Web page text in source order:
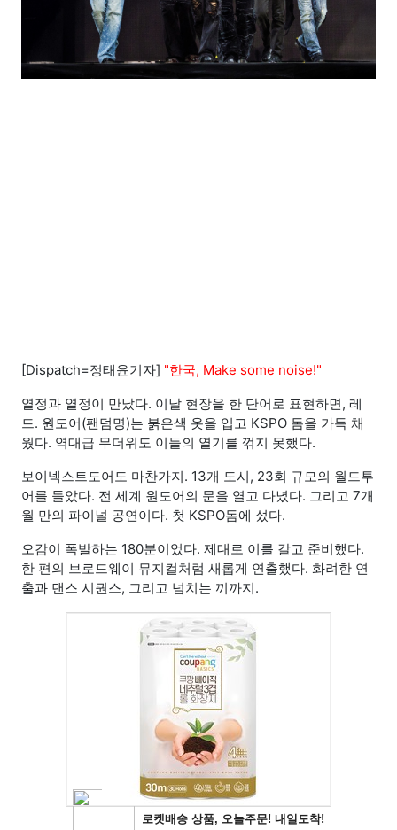
[Dispatch=정태윤기자] "한국, Make some noise!"
열정과 열정이 만났다. 이날 현장을 한 단어로 표현하면, 레
드. 원도어(팬덤명)는 붉은색 옷을 입고 KSPO 돔을 가득 채
웠다. 역대급 무더위도 이들의 열기를 꺾지 못했다.
보이넥스트도어도 마찬가지. 13개 도시, 23회 규모의 월드투
어를 돌았다. 전 세계 원도어의 문을 열고 다녔다. 그리고 7개
월 만의 파이널 공연이다. 첫 KSPO돔에 섰다.
오감이 폭발하는 180분이었다. 제대로 이를 갈고 준비했다.
한 편의 브로드웨이 뮤지컬처럼 새롭게 연출했다. 화려한 연
출과 댄스 시퀀스, 그리고 넘치는 끼까지.